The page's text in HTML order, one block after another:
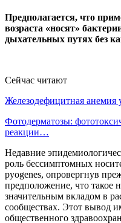
Предполагается, что
возраста «носят»
дыхательных путях без
Сейчас читают
Железодефицитная анемия
Фотодерматозы:
реакции…
Недавние
роль бессимптомных
pyogenes, опровергнув
предположение, что такое
значительным вкладом в
сообществах. Этот вывод
общественного